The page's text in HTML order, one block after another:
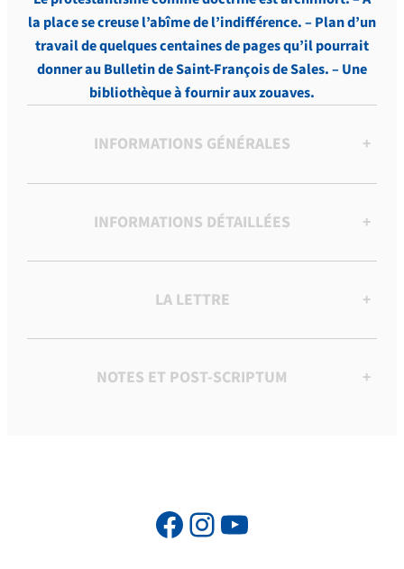
la place se creuse l’abîme de l’indifférence. – Plan d’un
travail de quelques centaines de pages qu’il pourrait
donner au Bulletin de Saint-François de Sales. – Une
bibliothèque à fournir aux zouaves.
INFORMATIONS GÉNÉRALES +
INFORMATIONS DÉTAILLÉES +
LA LETTRE +
NOTES ET POST-SCRIPTUM +